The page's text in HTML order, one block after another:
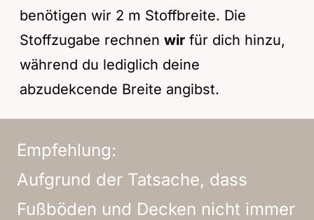
benötigen wir 2 m Stoffbreite. Die
Stoffzugabe rechnen wir für dich hinzu,
während du lediglich deine
abzudekcende Breite angibst.
Empfehlung:
Aufgrund der Tatsache, dass
Fußböden und Decken nicht immer